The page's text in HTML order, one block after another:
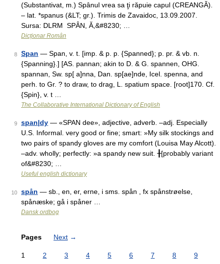
(Substantivat, m.) Spânul vrea sa ţi răpuie capul (CREANGĂ).
– lat. *spanus (&LT; gr.). Trimis de Zavaidoc, 13.09.2007.
Sursa: DLRM SPÂN, Ă,&#8230; …
Dicționar Român
8 Span — Span, v. t. [imp. & p. p. {Spanned}; p. pr. & vb. n.
{Spanning}.] [AS. pannan; akin to D. & G. spannen, OHG.
spannan, Sw. sp[ a]nna, Dan. sp[ae]nde, Icel. spenna, and
perh. to Gr. ? to draw, to drag, L. spatium space. [root]170. Cf.
{Spin}, v. t …
The Collaborative International Dictionary of English
9 span|dy — «SPAN dee», adjective, adverb. –adj. Especially
U.S. Informal. very good or fine; smart: »My silk stockings and
two pairs of spandy gloves are my comfort (Louisa May Alcott).
–adv. wholly; perfectly: »a spandy new suit. ╂[probably variant
of&#8230; …
Useful english dictionary
10 spån — sb., en, er, erne, i sms. spån , fx spånstrøelse,
spånæske; gå i spåner …
Dansk ordbog
Pages Next →
1 2 3 4 5 6 7 8
9